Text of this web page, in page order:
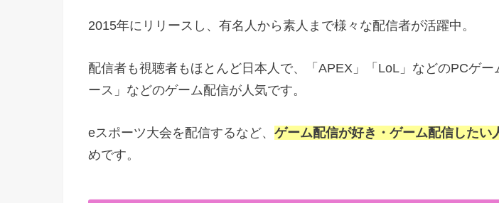
2015年にリリースし、有名人から素人まで様々な配信者が活躍中。
配信者も視聴者もほとんど日本人で、「APEX」「LoL」などのPCゲー
ース」などのゲーム配信が人気です。
eスポーツ大会を配信するなど、 ゲーム配信が好き・ゲーム配信したい
めです。